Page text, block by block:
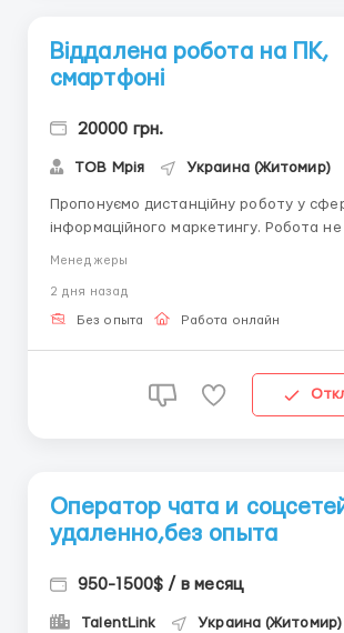
Віддалена робота на ПК,
смартфоні
20000 грн.
ТОВ Мрія Украина (Житомир)
Пропонуємо дистанційну роботу у
інформаційного маркетингу. Робота не
користувачів у базі. Ведення звітності
інструкціями. Умови: Робота з дому, вільний графік.
Менеджеры
2 дня назад
Без опыта Работа онлайн
Оператор чата и
удаленно,без опыта
950-1500$ / в месяц
TalentLink Украина (Житомир)